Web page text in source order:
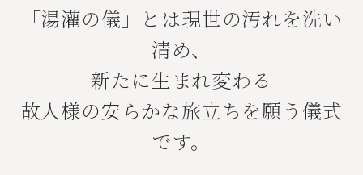
「湯灌の儀」とは現世の汚れを洗い
清め、
新たに生まれ変わる
故人様の安らかな旅立ちを願う儀式
です。